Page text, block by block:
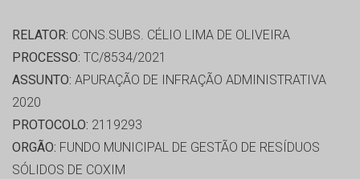
RELATOR: CONS.SUBS. CÉLIO LIMA DE OLIVEIRA
PROCESSO: TC/8534/2021
ASSUNTO: APURAÇÃO DE INFRAÇÃO ADMINISTRATIVA
2020
PROTOCOLO: 2119293
ORGÃO: FUNDO MUNICIPAL DE GESTÃO DE RESÍDUOS
SÓLIDOS DE COXIM